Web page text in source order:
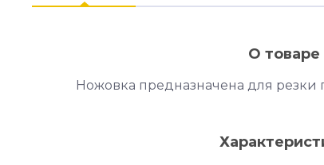
О товаре
Ножовка предназначена для резки